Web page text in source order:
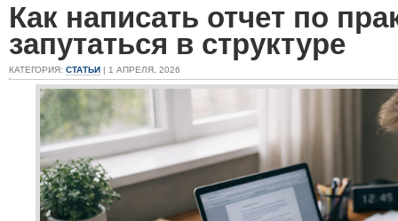
Как написать отчет по
запутаться в структуре
КАТЕГОРИЯ: СТАТЬИ | 1 АПРЕЛЯ, 2026